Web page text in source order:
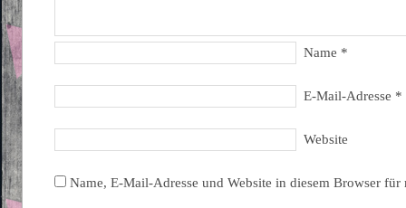
Name *
E-Mail-Adresse *
Website
Name, E-Mail-Adresse und Website in diesem Browser